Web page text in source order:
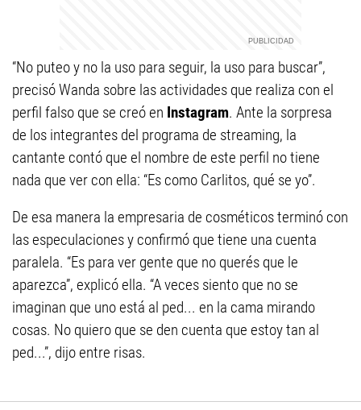
“No puteo y no la uso para seguir, la uso para buscar”,
precisó Wanda sobre las actividades que realiza con el
perfil falso que se creó en Instagram. Ante la sorpresa
de los integrantes del programa de streaming, la
cantante contó que el nombre de este perfil no tiene
nada que ver con ella: “Es como Carlitos, qué se yo”.
De esa manera la empresaria de cosméticos terminó con
las especulaciones y confirmó que tiene una cuenta
paralela. “Es para ver gente que no querés que le
aparezca”, explicó ella. “A veces siento que no se
imaginan que uno está al ped... en la cama mirando
cosas. No quiero que se den cuenta que estoy tan al
ped...”, dijo entre risas.